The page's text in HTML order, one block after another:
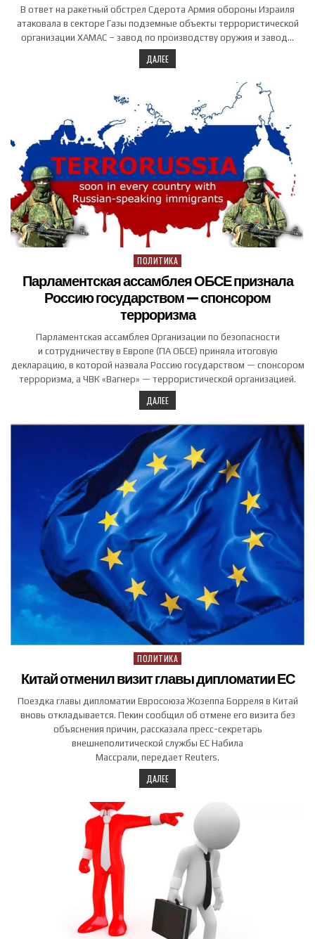
В ответ на ракетный обстрел Сдерота Армия обороны Израиля
атаковала в секторе Газы подземные объекты террористической
организации ХАМАС – завод по производству оружия и завод…
ДАЛЕЕ
Posted in
ПОЛИТИКА
Парламентская ассамблея ОБСЕ признала
Россию государством — спонсором
терроризма
Парламентская ассамблея Организации по безопасности
и сотрудничеству в Европе (ПА ОБСЕ) приняла итоговую
декларацию, в которой назвала Россию государством — спонсором
терроризма, а ЧВК «Вагнер» — террористической организацией.
ДАЛЕЕ
Posted in
ПОЛИТИКА
Китай отменил визит главы дипломатии ЕС
Поездка главы дипломатии Евросоюза Жозеппа Борреля в Китай
вновь откладывается. Пекин сообщил об отмене его визита без
объяснения причин, рассказала пресс-секретарь
внешнеполитической службы ЕС Набила
Массрали, передает Reuters.
ДАЛЕЕ